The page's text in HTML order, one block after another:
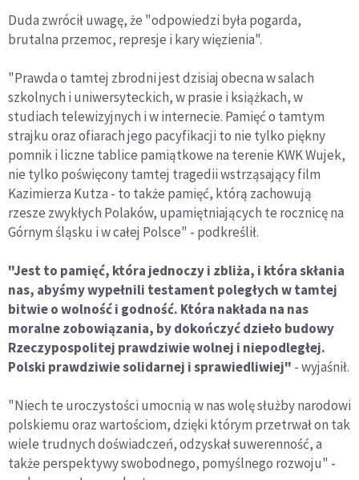
Duda zwrócił uwagę, że "odpowiedzi była pogarda,
brutalna przemoc, represje i kary więzienia".
"Prawda o tamtej zbrodni jest dzisiaj obecna w salach
szkolnych i uniwersyteckich, w prasie i książkach, w
studiach telewizyjnych i w internecie. Pamięć o tamtym
strajku oraz ofiarach jego pacyfikacji to nie tylko piękny
pomnik i liczne tablice pamiątkowe na terenie KWK Wujek,
nie tylko poświęcony tamtej tragedii wstrząsający film
Kazimierza Kutza - to także pamięć, którą zachowują
rzesze zwykłych Polaków, upamiętniających te rocznicę na
Górnym śląsku i w całej Polsce" - podkreślił.
"Jest to pamięć, która jednoczy i zbliża, i która skłania
nas, abyśmy wypełnili testament poległych w tamtej
bitwie o wolność i godność. Która nakłada na nas
moralne zobowiązania, by dokończyć dzieło budowy
Rzeczypospolitej prawdziwie wolnej i niepodległej.
Polski prawdziwie solidarnej i sprawiedliwiej" - wyjaśnił.
"Niech te uroczystości umocnią w nas wolę służby narodowi
polskiemu oraz wartościom, dzięki którym przetrwał on tak
wiele trudnych doświadczeń, odzyskał suwerenność, a
także perspektywy swobodnego, pomyślnego rozwoju" -